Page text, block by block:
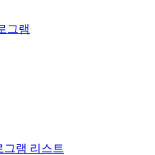
그램
그램 리스트